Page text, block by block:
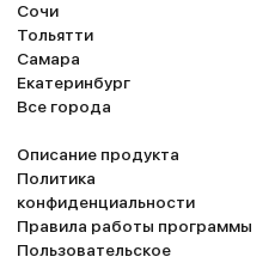
Сочи
Тольятти
Самара
Екатеринбург
Все города
Описание продукта
Политика
конфиденциальности
Правила работы программы
Пользовательское